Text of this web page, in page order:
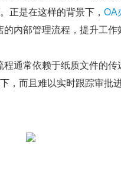
正是在这样的背景下， OA
的内部管理流程，提升工
程通常依赖于纸质文件的传
，而且难以实时跟踪审批